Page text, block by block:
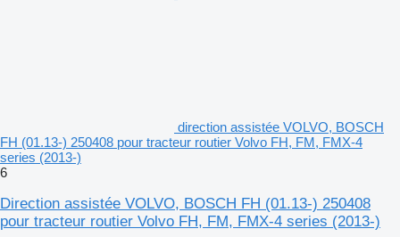
direction assistée VOLVO, BOSCH
FH (01.13-) 250408 pour tracteur routier Volvo FH, FM, FMX-4
series (2013-)
6
Direction assistée VOLVO, BOSCH FH (01.13-) 250408
pour tracteur routier Volvo FH, FM, FMX-4 series (2013-)